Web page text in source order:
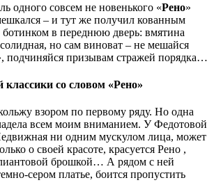
одного совсем не новенького «Рено»
– и тут же получил кованным
в переднюю дверь: вмятина
солидная, но сам виноват – не мешайся
подчиняйся призывам стражей порядка…
классики со словом «Рено»
взором по первому ряду. Но одна
всем моим вниманием. У Федотовой
ни одним мускулом лица, может
о своей красоте, красуется Рено ,
брошкой… А рядом с ней
сером платье, боится пропустить